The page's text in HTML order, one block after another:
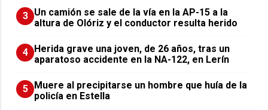
3 Un camión se sale de la vía en la AP-15 a la
altura de Olóriz y el conductor resulta herido
4
Herida grave una joven, de 26 años, tras un
aparatoso accidente en la NA-122, en Lerín
5
Muere al precipitarse un hombre que huía de la
policía en Estella